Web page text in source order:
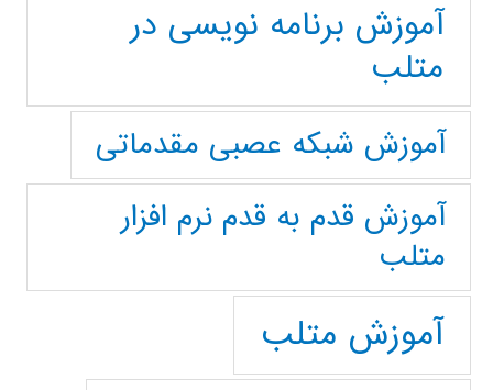
آموزش برنامه نویسی در
متلب
آموزش شبکه عصبی مقدماتی
آموزش قدم به قدم نرم افزار
متلب
آموزش متلب